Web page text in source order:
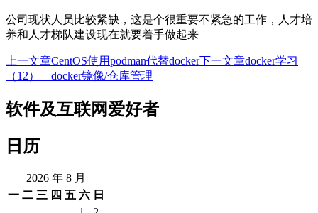
公司现状人员比较紧缺，这是个很重要不紧急的工作，人才培
养和人才梯队建设现在就要着手做起来
文
章
导
上一文章CentOS使用podman代替docker下一文章docker学习
（12）—docker镜像/仓库管理
软件及互联网爱好者
日历
2026 年 8 月
一 二 三 四 五 六 日